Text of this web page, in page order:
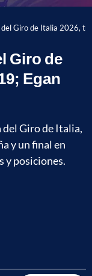
Giro de Italia 2026,
Giro de
Egan
del Giro de Italia,
y un final en
y posiciones.